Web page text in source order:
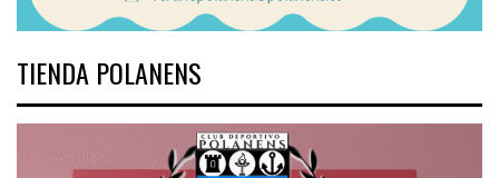
TIENDA POLANENS